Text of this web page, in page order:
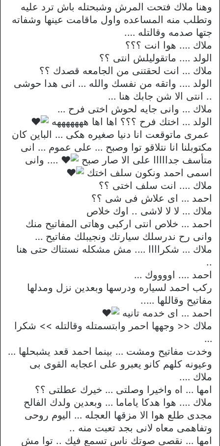
وهنا ملاك فتحت المرش وشبحتله باش ترد عليه
وتطلب منه المساعده واول ماقامت عينها وشفاته
جتها صدمه وقالتله ….
ملاك …. هوا انت ؟؟؟
الولد …. ماتقوليلش انتى ؟؟
ملاك … انت لحقتنى من الجامعه قصدك ؟؟
الولد …. واتقه من نفسك والله … انى هدا حوشى
.. انتى الا شن جابك هنا …
ملاك … وانى جايه لحوش اختى فرح …
الولد … اختك فرح ؟؟؟ اها اها هههههههه
عمرى ماتوقعت انا دنيا صغيره هكى … الباين كان
مكتوبلنا انا نتلاقو توا وصبح … على عموم … انى
متأسف جدااااا على الا صار صبح
…. وانى
اسمى احمد ونكون سلف اختك
ملاك …. انت سلف اختى ؟؟
احمد … اى علاش فى شى ؟؟
ملاك … لا لا لاشى .. اوك خلاص
احمد … خلاص انتى اركبى وهاتى المفاتيح منك
وانى رح ندرسلك سيارتك ونجيبلك مفاتيح …
ملاك … شكراااا …. مش مشكله نستناك حتى هنا
..
احمد …. اووووك …
ركب احمد لسياره ودرسها وبعدين نزل ومدلها
مفاتيح وقاللها …..
احمد … اى خدمه تانيه
ملاك << وجهها احمر وابتسمتله وقالتله >> شكرا
…
وخدت مفاتيح ومشت … بينما احمد قعد يشبحلها …
وعيونه كلهم كانو يعبرو على اعجابه القوى بى
ملاك ….
امها … اه واخيرا وصلتى … خيرك عطلتى ؟؟
ملاك …. هوا هدكا ياماما … وبعدين ولدك الفالح
مجدى طلع هوا الا مزقها العجله … اليوم روحى
وتفاهمى معاه لانى بجد تعبت منه ..
امها … نقصى صوتك ناس تسمع فيك .. توا مش